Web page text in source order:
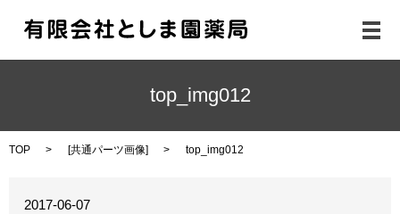
メ
top_img012
TOP [共通パーツ画像] top_img012
2017-06-07